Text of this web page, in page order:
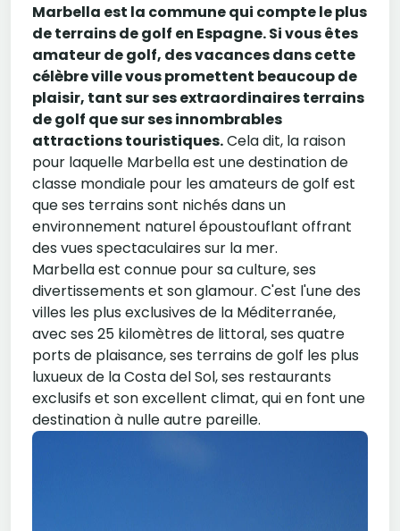
Marbella est la commune qui compte le plus
de terrains de golf en Espagne. Si vous êtes
amateur de golf, des vacances dans cette
célèbre ville vous promettent beaucoup de
plaisir, tant sur ses extraordinaires terrains
de golf que sur ses innombrables
attractions touristiques.Cela dit, la raison
pour laquelle Marbella est une destination de
classe mondiale pour les amateurs de golf est
que ses terrains sont nichés dans un
environnement naturel époustouflant offrant
des vues spectaculaires sur la mer.
Marbella est connue pour sa culture, ses
divertissements et son glamour. C'est l'une des
villes les plus exclusives de la Méditerranée,
avec ses 25 kilomètres de littoral, ses quatre
ports de plaisance, ses terrains de golf les plus
luxueux de la Costa del Sol, ses restaurants
exclusifs et son excellent climat, qui en font une
destination à nulle autre pareille.